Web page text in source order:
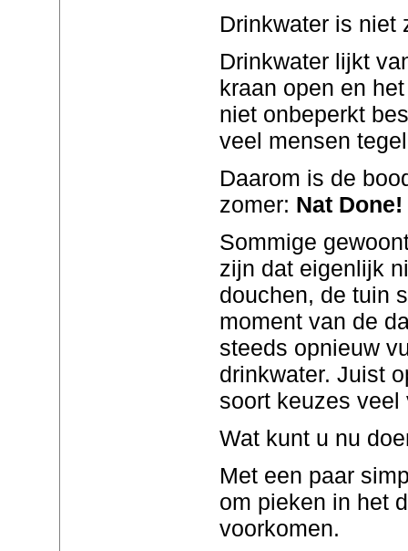
Drinkwater is niet
Drinkwater lijkt
kraan open en
niet onbeperkt
veel mensen
Daarom is de
zomer: Nat Done!
Sommige
zijn dat eigenlijk
douchen, de tuin
moment van de
steeds opnieuw
drinkwater. Juist
soort keuzes veel
Wat kunt u nu
Met een paar
om pieken in het
voorkomen.